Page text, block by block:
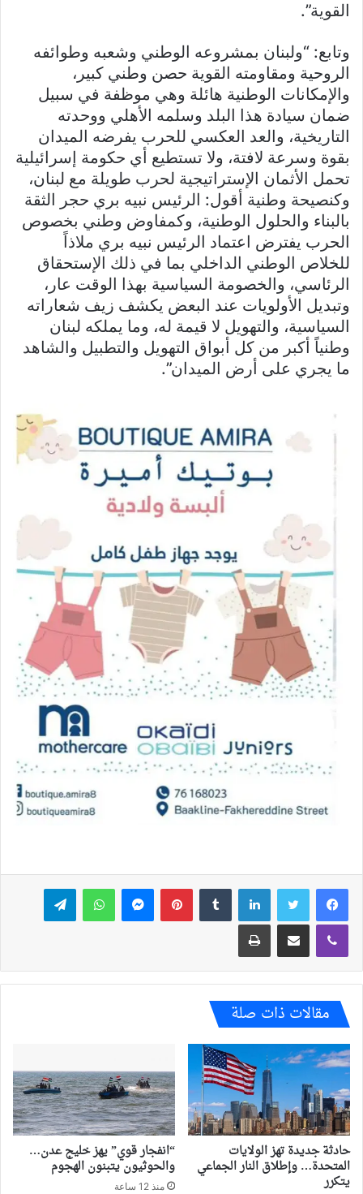
القوية”.
وتابع: “ولبنان بمشروعه الوطني وشعبه وطوائفه
الروحية ومقاومته القوية حصن وطني كبير،
والإمكانات الوطنية هائلة وهي موظفة في سبيل
ضمان سيادة هذا البلد وسلمه الأهلي ووحدته
التاريخية، والعد العكسي للحرب يفرضه الميدان
بقوة وسرعة لافتة، ولا تستطيع أي حكومة إسرائيلية
تحمل الأثمان الإستراتيجية لحرب طويلة مع لبنان،
وكنصيحة وطنية أقول: الرئيس نبيه بري حجر الثقة
بالبناء والحلول الوطنية، وكمفاوض وطني بخصوص
الحرب يفترض اعتماد الرئيس نبيه بري ملاذاً
للخلاص الوطني الداخلي بما في ذلك الإستحقاق
الرئاسي، والخصومة السياسية بهذا الوقت عار،
وتبديل الأولويات عند البعض يكشف زيف شعاراته
السياسية، والتهويل لا قيمة له، وما يملكه لبنان
وطنياً أكبر من كل أبواق التهويل والتطبيل والشاهد
ما يجري على أرض الميدان”.
فيسبوك تويتر لينكدإن بينتيريستماسنجر واتساب تيلقرام
ڤايبر مشاركة عبر البريد طباعة
مقالات ذات صلة
حادثة جديدة تهز الولايات
المتحدة… وإطلاق النار الجماعي
يتكرر
“انفجار قوي” يهز خليج عدن…
والحوثيون يتبنون الهجوم
منذ 12 ساعة